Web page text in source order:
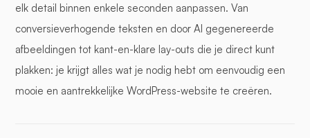
elk detail binnen enkele seconden aanpassen. Van
conversieverhogende teksten en door AI gegenereerde
afbeeldingen tot kant-en-klare lay-outs die je direct kunt
plakken: je krijgt alles wat je nodig hebt om eenvoudig een
mooie en aantrekkelijke WordPress-website te creëren.